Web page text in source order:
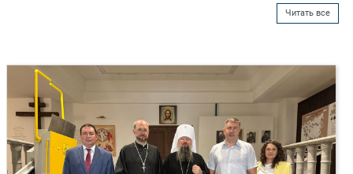
Читать все